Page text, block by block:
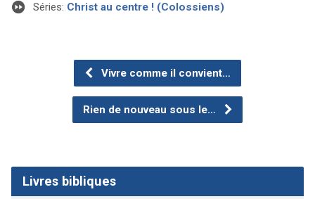
Séries: Christ au centre ! (Colossiens)
Vivre comme il convient…
Rien de nouveau sous le…
Livres bibliques